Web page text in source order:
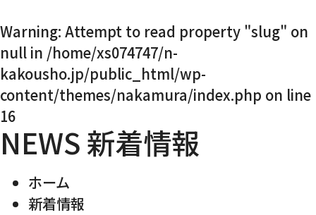
Warning: Attempt to read property "slug" on
null in /home/xs074747/n-
kakousho.jp/public_html/wp-
content/themes/nakamura/index.php on line
16
NEWS新着情報
ホーム
新着情報